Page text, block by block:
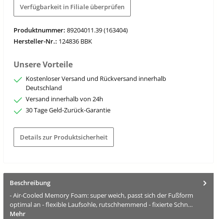
Verfügbarkeit in Filiale überprüfen
Produktnummer: 89204011.39 (163404)
Hersteller-Nr.: 124836 BBK
Unsere Vorteile
Kostenloser Versand und Rückversand innerhalb
Deutschland
Versand innerhalb von 24h
30 Tage Geld-Zurück-Garantie
Details zur Produktsicherheit
Beschreibung
- Air-Cooled Memory Foam: super weich, passt sich der Fußform
optimal an - flexible Laufsohle, rutschhemmend - fixierte Schn…
Mehr